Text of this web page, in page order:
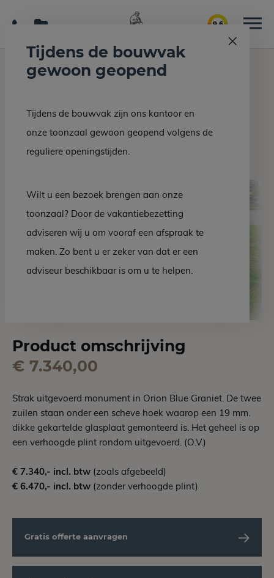
9.6
Home Grafmonumenten DM 35-10
DM 35-10
Product omschrijving
€ 7.340,00
Strak uitgevoerd monument in Orion Blue Graniet. De twee
zuilen staan onder een scheve hoek waarop een 19 mm.
dikke gekartelde glasplaat gemonteerd is. Het geheel is op
een verhoogde plint rondom uitgevoerd. (O.V.)
€ 7.340,- incl. btw (zoals afgebeeld)
€ 6.470,- incl. btw (zonder verhoogde plint)
Gratis offerte aanvragen
Tijdens de bouwvak
gewoon geopend
Tijdens de bouwvak zijn ons kantoor en
onze toonzaal gewoon geopend volgens de
reguliere openingstijden.
Wilt u een bezoek brengen aan onze
toonzaal? Door de vakantiebezetting
adviseren wij u om vooraf een afspraak te
maken. Zo bent u er zeker van dat er een
adviseur beschikbaar is om u te helpen.